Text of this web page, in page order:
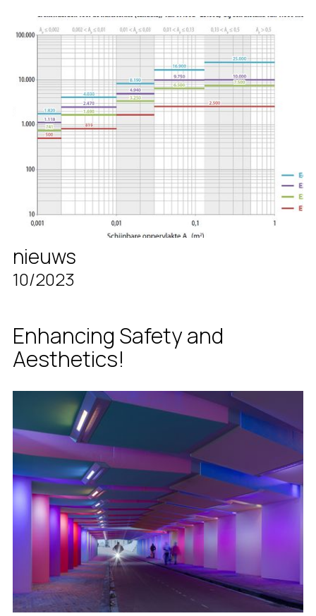
nieuws
10/2023
Enhancing Safety and
Aesthetics!